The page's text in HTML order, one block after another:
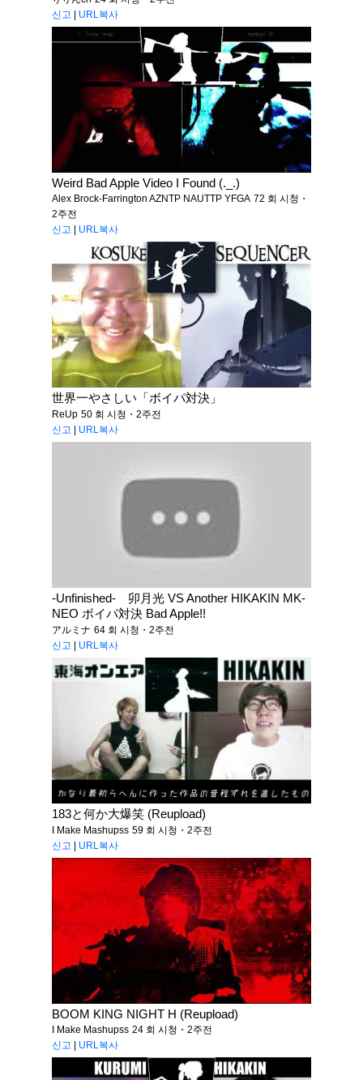
신고
URL복사
Weird Bad Apple Video I Found (._.)
Alex Brock-Farrington AZNTP NAUTTP YFGA 72 회 시청・
2주전
신고
URL복사
世界一やさしい「ボイパ対決」
ReUp 50 회 시청・2주전
신고
URL복사
-Unfinished- 卯月光 VS Another HIKAKIN MK-
NEO ボイパ対決 Bad Apple!!
アルミナ 64 회 시청・2주전
신고
URL복사
183と何か大爆笑 (Reupload)
I Make Mashupss 59 회 시청・2주전
신고
URL복사
BOOM KING NIGHT H (Reupload)
I Make Mashupss 24 회 시청・2주전
신고
URL복사